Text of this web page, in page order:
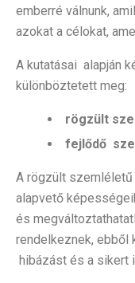
emberré válnunk,
azokat a célokat,
A kutatásai alapján
különböztetett meg:
rögzült
fejlődő
A rögzült szemléletű
alapvető
és
rendelkeznek, ebből
hibázást és a sikert